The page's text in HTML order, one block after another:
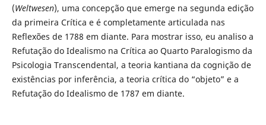
(Weltwesen), uma concepção que emerge na segunda edição
da primeira Crítica e é completamente articulada nas
Reflexões de 1788 em diante. Para mostrar isso, eu analiso a
Refutação do Idealismo na Crítica ao Quarto Paralogismo da
Psicologia Transcendental, a teoria kantiana da cognição de
existências por inferência, a teoria crítica do “objeto” e a
Refutação do Idealismo de 1787 em diante.